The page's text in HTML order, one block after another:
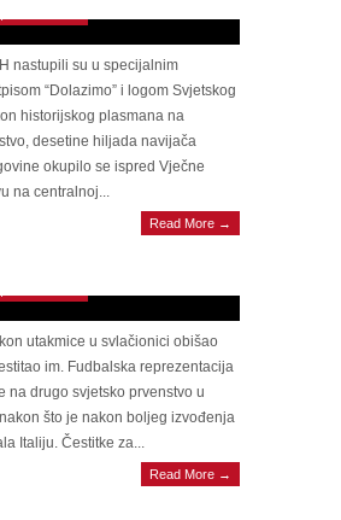
nastupili su u specijalnim
“Dolazimo” i logom Svjetskog
historijskog plasmana na
desetine hiljada navijača
okupilo se ispred Vječne
na centralnoj...
Read More →
ČESTITAO
“Milioni srca kucaju kao
utakmice u svlačionici obišao
im. Fudbalska reprezentacija
na drugo svjetsko prvenstvo u
što je nakon boljeg izvođenja
Italiju. Čestitke za...
Read More →
SP Bosna i Hercegovina
nakon penal drame i plasirala